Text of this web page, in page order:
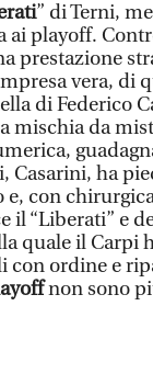
” di Terni,
playoff.
prestazione
vera, di
di Federico
mischia da
Casarini, ha
con
il “Liberati” e
quale il Carpi
con ordine e
non sono